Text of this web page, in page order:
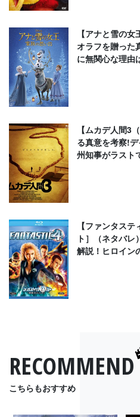
【アナと雪の
オラフを贈った
に無関心な理由
【ムカデ人間3
る真意を考察!
州知事がラスト
【ファンタス
ト］（ネタバ
解説！ヒロイン
RECOMMEND
こちらもおすすめ